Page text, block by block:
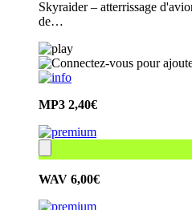
Skyraider – atterrissage
de…
MP3 2,40€
WAV 6,00€